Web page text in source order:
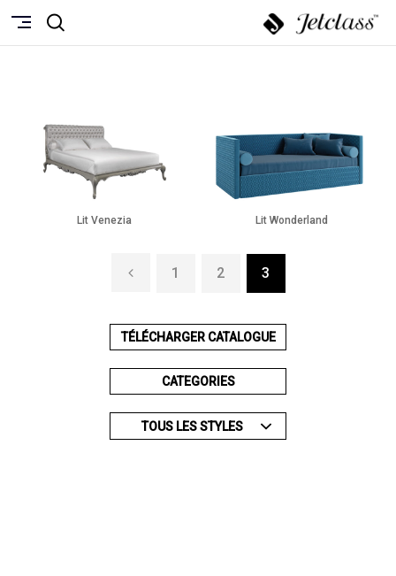
Lit Venezia Lit Wonderland
1 2 3
TÉLÉCHARGER CATALOGUE
CATEGORIES
TOUS LES STYLES